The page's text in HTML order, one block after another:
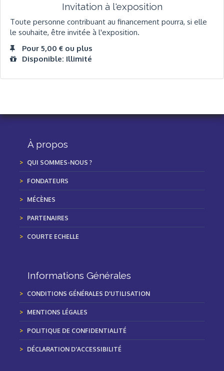
Invitation à l'exposition
Toute personne contribuant au financement pourra, si elle
le souhaite, être invitée à l'exposition.
Pour 5,00 € ou plus
Disponible: Illimité
À propos
QUI SOMMES-NOUS ?
FONDATEURS
MÉCÈNES
PARTENAIRES
COURTE ECHELLE
Informations Générales
CONDITIONS GÉNÉRALES D'UTILISATION
MENTIONS LÉGALES
POLITIQUE DE CONFIDENTIALITÉ
DÉCLARATION D'ACCESSIBILITÉ